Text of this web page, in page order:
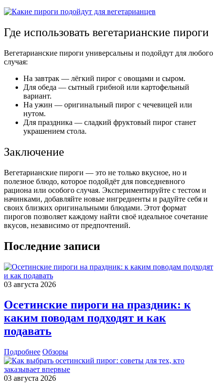
Где использовать вегетарианские пироги
Вегетарианские пироги универсальны и подойдут для любого
случая:
На завтрак — лёгкий пирог с овощами и сыром.
Для обеда — сытный грибной или картофельный
вариант.
На ужин — оригинальный пирог с чечевицей или
нутом.
Для праздника — сладкий фруктовый пирог станет
украшением стола.
Заключение
Вегетарианские пироги — это не только вкусное, но и
полезное блюдо, которое подойдёт для повседневного
рациона или особого случая. Экспериментируйте с тестом и
начинками, добавляйте новые ингредиенты и радуйте себя и
своих близких оригинальными блюдами. Этот формат
пирогов позволяет каждому найти своё идеальное сочетание
вкусов, независимо от предпочтений.
Последние записи
03 августа 2026
Осетинские пироги на праздник: к
каким поводам подходят и как
подавать
Подробнее Обзоры
03 августа 2026